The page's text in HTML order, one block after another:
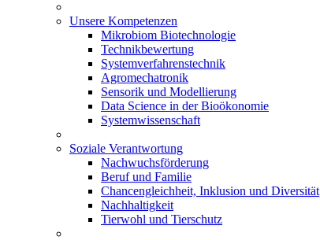
Unsere Kompetenzen
Mikrobiom Biotechnologie
Technikbewertung
Systemverfahrenstechnik
Agromechatronik
Sensorik und Modellierung
Data Science in der Bioökonomie
Systemwissenschaft
Soziale Verantwortung
Nachwuchsförderung
Beruf und Familie
Chancengleichheit, Inklusion und Diversität
Nachhaltigkeit
Tierwohl und Tierschutz